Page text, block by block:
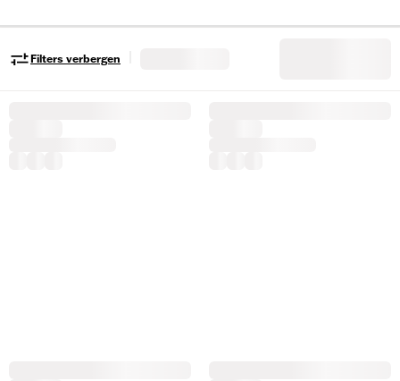
Filters verbergen